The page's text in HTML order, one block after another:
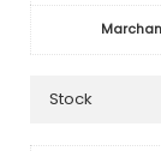
Stock